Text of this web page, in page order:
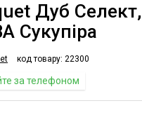
Дуб Селект,
Сукупіра
код товару: 22300
за телефоном